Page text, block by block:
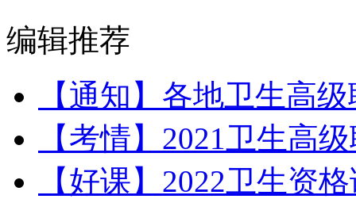
编辑推荐
【通知】各地卫生高
【考情】2021卫生高
【好课】2022卫生资